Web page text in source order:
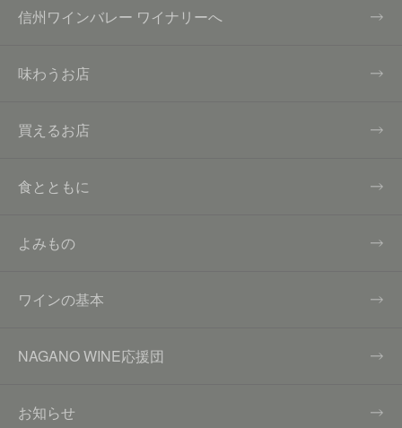
信州ワインバレー ワイナリーへ
味わうお店
買えるお店
食とともに
よみもの
ワインの基本
NAGANO WINE応援団
お知らせ